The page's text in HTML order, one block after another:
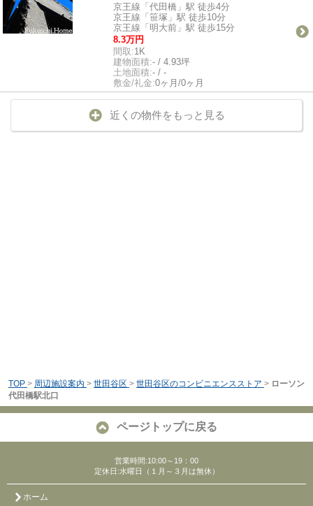
京王線「代田橋」駅 徒歩4分
京王線「笹塚」駅 徒歩10分
京王線「明大前」駅 徒歩15分
8.3万円
間取:1K
建物面積:- / 4.93坪
土地面積:- / -
敷金/礼金:0ヶ月/0ヶ月
近くの物件をもっと見る
TOP > 周辺施設案内 > 世田谷区 > 世田谷区のコンビニエンスストア > ローソン
代田橋駅北口
ページトップに戻る
営業時間:10:00～19：00
定休日:水曜日（１月～３月は無休）
ホーム